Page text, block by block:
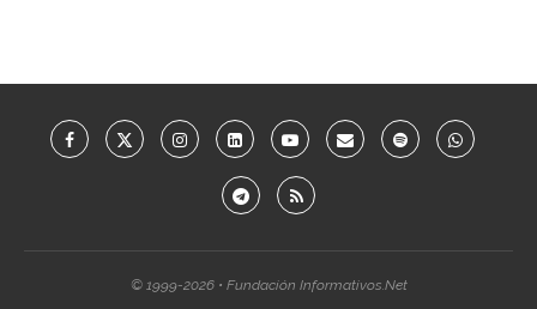
© 1999-2026 • Fundación Informativos.Net